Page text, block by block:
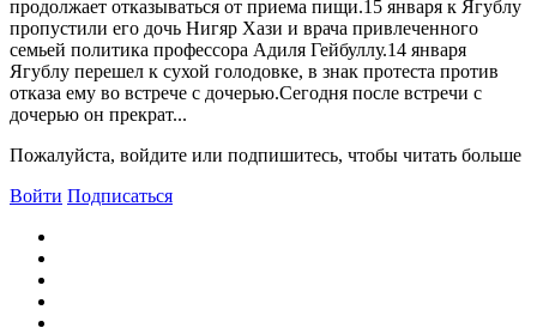
продолжает отказываться от приема пищи.15 января к Ягублу
пропустили его дочь Нигяр Хази и врача привлеченного
семьей политика профессора Адиля Гейбуллу.14 января
Ягублу перешел к сухой голодовке, в знак протеста против
отказа ему во встрече с дочерью.Сегодня после встречи с
дочерью он прекрат...
Пожалуйста, войдите или подпишитесь, чтобы читать больше
Войти Подписаться